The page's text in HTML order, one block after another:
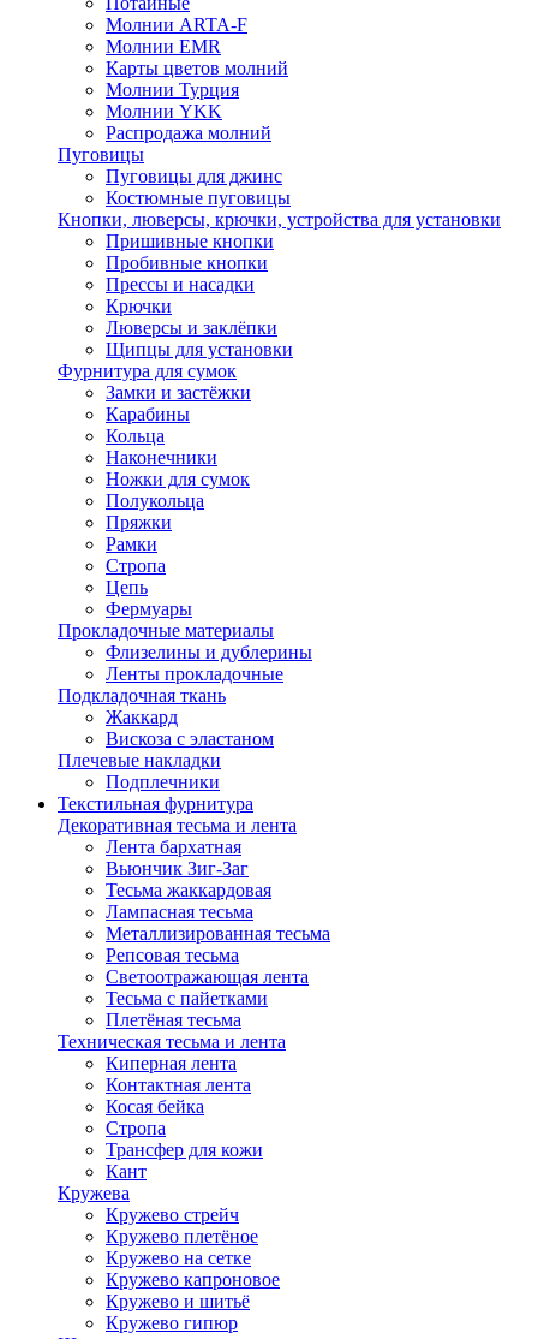
Молнии ARTA-F
Молнии EMR
Карты цветов молний
Молнии Турция
Молнии YKK
Распродажа молний
Пуговицы
Пуговицы для джинс
Костюмные пуговицы
Кнопки, люверсы, крючки, устройства для установки
Пришивные кнопки
Пробивные кнопки
Прессы и насадки
Крючки
Люверсы и заклёпки
Щипцы для установки
Фурнитура для сумок
Замки и застёжки
Карабины
Кольца
Наконечники
Ножки для сумок
Полукольца
Пряжки
Рамки
Стропа
Цепь
Фермуары
Прокладочные материалы
Флизелины и дублерины
Ленты прокладочные
Подкладочная ткань
Жаккард
Вискоза с эластаном
Плечевые накладки
Подплечники
Текстильная фурнитура
Декоративная тесьма и лента
Лента бархатная
Вьюнчик Зиг-Заг
Тесьма жаккардовая
Лампасная тесьма
Металлизированная тесьма
Репсовая тесьма
Светоотражающая лента
Тесьма с пайетками
Плетёная тесьма
Техническая тесьма и лента
Киперная лента
Контактная лента
Косая бейка
Стропа
Трансфер для кожи
Кант
Кружева
Кружево стрейч
Кружево плетёное
Кружево на сетке
Кружево капроновое
Кружево и шитьё
Кружево гипюр